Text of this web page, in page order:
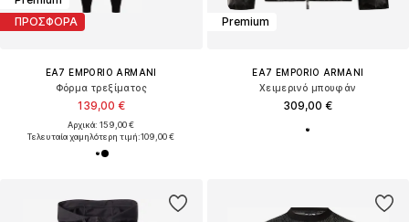
ΠΡΟΣΦΟΡΑ
EA7 EMPORIO ARMANI
Φόρμα τρεξίματος
139,00 €
Αρχικά: 159,00 €
Τελευταία χαμηλότερη τιμή:109,00 €
Premium
EA7 EMPORIO ARMANI
Χειμερινό μπουφάν
309,00 €